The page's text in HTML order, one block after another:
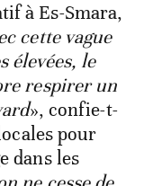
à Es-Smara,
cette vague
élevées, le
respirer un
», confie-t-
pour
dans les